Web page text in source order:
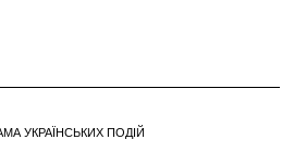
УКРАЇНСЬКИХ ПОДІЙ